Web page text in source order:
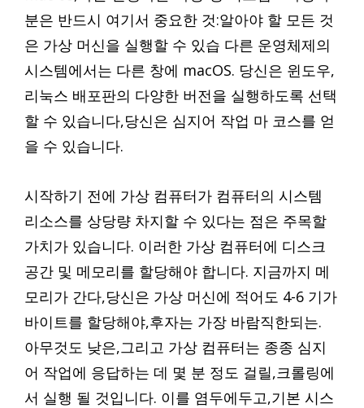
분은 반드시 여기서 중요한 것:알아야 할 모든 것
은 가상 머신을 실행할 수 있습 다른 운영체제의
시스템에서는 다른 창에 macOS. 당신은 윈도우,
리눅스 배포판의 다양한 버전을 실행하도록 선택
할 수 있습니다,당신은 심지어 작업 마 코스를 얻
을 수 있습니다.
시작하기 전에 가상 컴퓨터가 컴퓨터의 시스템
리소스를 상당량 차지할 수 있다는 점은 주목할
가치가 있습니다. 이러한 가상 컴퓨터에 디스크
공간 및 메모리를 할당해야 합니다. 지금까지 메
모리가 간다,당신은 가상 머신에 적어도 4-6 기가
바이트를 할당해야,후자는 가장 바람직한되는.
아무것도 낮은,그리고 가상 컴퓨터는 종종 심지
어 작업에 응답하는 데 몇 분 정도 걸릴,크롤링에
서 실행 될 것입니다. 이를 염두에두고,기본 시스